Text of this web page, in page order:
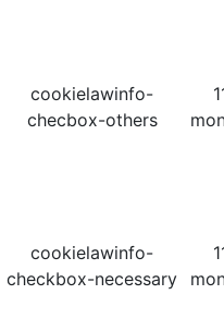
cookielawinfo-
checbox-others
cookielawinfo-
checkbox-necessary